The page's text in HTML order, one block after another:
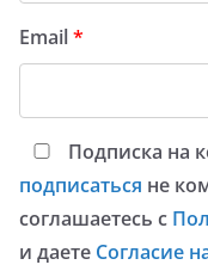
Email*
Подписка на
подписаться не
соглашаетесь с
и даете Согласие